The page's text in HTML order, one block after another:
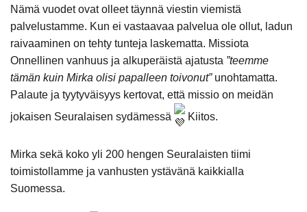
Nämä vuodet ovat olleet täynnä viestin viemistä
palvelustamme. Kun ei vastaavaa palvelua ole ollut, ladun
raivaaminen on tehty tunteja laskematta. Missiota
Onnellinen vanhuus ja alkuperäistä ajatusta ”teemme
tämän kuin Mirka olisi papalleen toivonut”unohtamatta.
Palaute ja tyytyväisyys kertovat, että missio on meidän
jokaisen Seuralaisen sydämessä
Kiitos.
Mirka sekä koko yli 200 hengen Seuralaisten tiimi
toimistollamme ja vanhusten ystävänä kaikkialla
Suomessa.